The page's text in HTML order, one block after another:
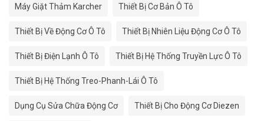
Máy Giặt Thảm Karcher Thiết Bị Cơ Bản Ô Tô
Thiết Bị Về Động Cơ Ô Tô Thiết Bị Nhiên Liệu Động Cơ Ô Tô
Thiết Bị Điện Lạnh Ô Tô Thiết Bị Hệ Thống Truyền Lực Ô Tô
Thiết Bị Hệ Thống Treo-Phanh-Lái Ô Tô
Dụng Cụ Sửa Chữa Động Cơ Thiết Bị Cho Động Cơ Diezen